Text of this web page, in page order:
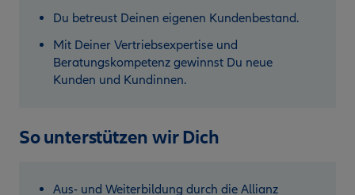
Du betreust Deinen eigenen Kundenbestand.
Mit Deiner Vertriebsexpertise und
Beratungskompetenz gewinnst Du neue
Kunden und Kundinnen.
So unterstützen wir Dich
Aus- und Weiterbildung durch die Allianz